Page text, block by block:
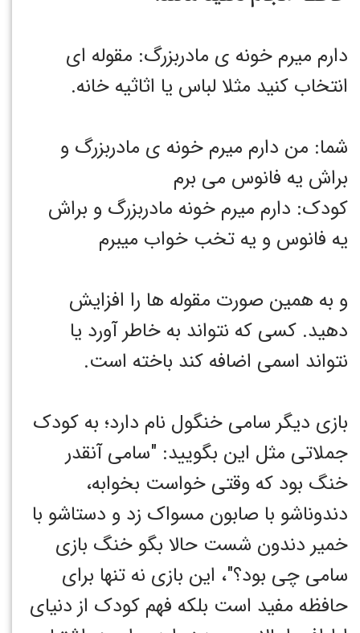
دارم میرم خونه ی مادربزرگ: مقوله ای
انتخاب کنید مثلا لباس یا اثاثیه خانه.
شما: من دارم میرم خونه ی مادربزرگ و
براش یه فانوس می برم
کودک: دارم میرم خونه مادربزرگ و براش
یه فانوس و یه تخب خواب میبرم
و به همین صورت مقوله ها را افزایش
دهید. کسی که نتواند به خاطر آورد یا
نتواند اسمی اضافه کند باخته است.
بازی دیگر سامی خنگول نام دارد؛ به کودک
جملاتی مثل این بگویید: "سامی آنقدر
خنگ بود که وقتی خواست بخوابه،
دندوناشو با صابون مسواک زد و دستاشو با
خمیر دندون شست حالا بگو خنگ بازی
سامی چی بود؟"، این بازی نه تنها برای
حافظه مفید است بلکه فهم کودک از دنیای